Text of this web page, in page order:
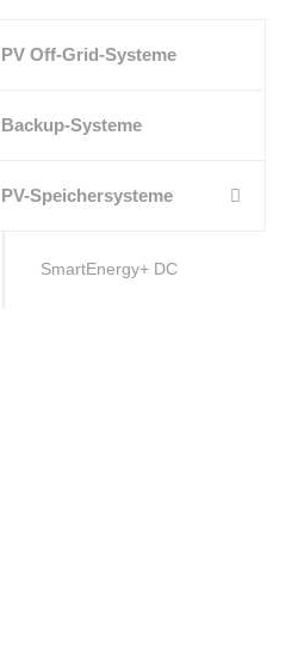
PV Off-Grid-Systeme
Backup-Systeme
PV-Speichersysteme
SmartEnergy+ DC